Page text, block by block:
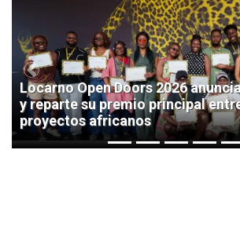
1
Locarno Open Doors 2026
y reparte su premio principal
proyectos africanos
Previous